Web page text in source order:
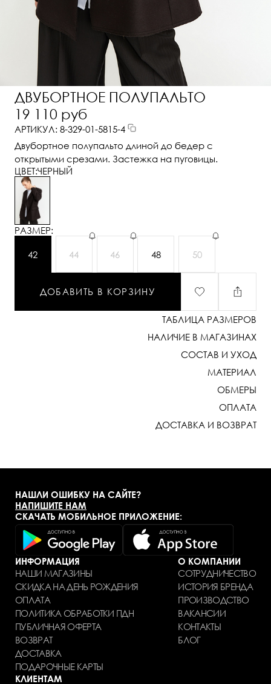
ДВУБОРТНОЕ ПОЛУПАЛЬТО
19 110 руб
АРТИКУЛ: 8-329-01-5815-4
Двубортное полупальто длиной до бедер с
открытыми срезами. Застежка на пуговицы.
ЦВЕТ:ЧЕРНЫЙ
РАЗМЕР:
42 44 46 48 50
ДОБАВИТЬ В КОРЗИНУ
ТАБЛИЦА РАЗМЕРОВ
НАЛИЧИЕ В МАГАЗИНАХ
СОСТАВ И УХОД
МАТЕРИАЛ
ОБМЕРЫ
ОПЛАТА
ДОСТАВКА И ВОЗВРАТ
НАШЛИ ОШИБКУ НА САЙТЕ?
НАПИШИТЕ НАМ
СКАЧАТЬ МОБИЛЬНОЕ ПРИЛОЖЕНИЕ:
ИНФОРМАЦИЯ
НАШИ МАГАЗИНЫ
СКИДКА НА ДЕНЬ РОЖДЕНИЯ
ОПЛАТА
ПОЛИТИКА ОБРАБОТКИ ПДН
ПУБЛИЧНАЯ ОФЕРТА
ВОЗВРАТ
ДОСТАВКА
ПОДАРОЧНЫЕ КАРТЫ
О КОМПАНИИ
СОТРУДНИЧЕСТВО
ИСТОРИЯ БРЕНДА
ПРОИЗВОДСТВО
ВАКАНСИИ
КОНТАКТЫ
БЛОГ
КЛИЕНТАМ